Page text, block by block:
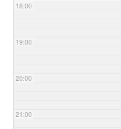
18:00
19:00
20:00
21:00